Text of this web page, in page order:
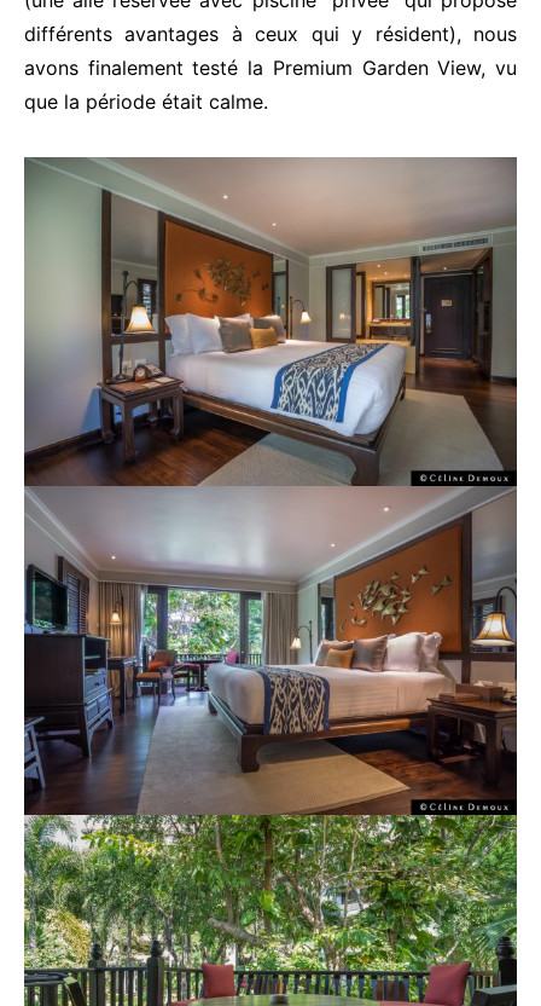
différents avantages à ceux qui y résident), nous
avons finalement testé la Premium Garden View, vu
que la période était calme.